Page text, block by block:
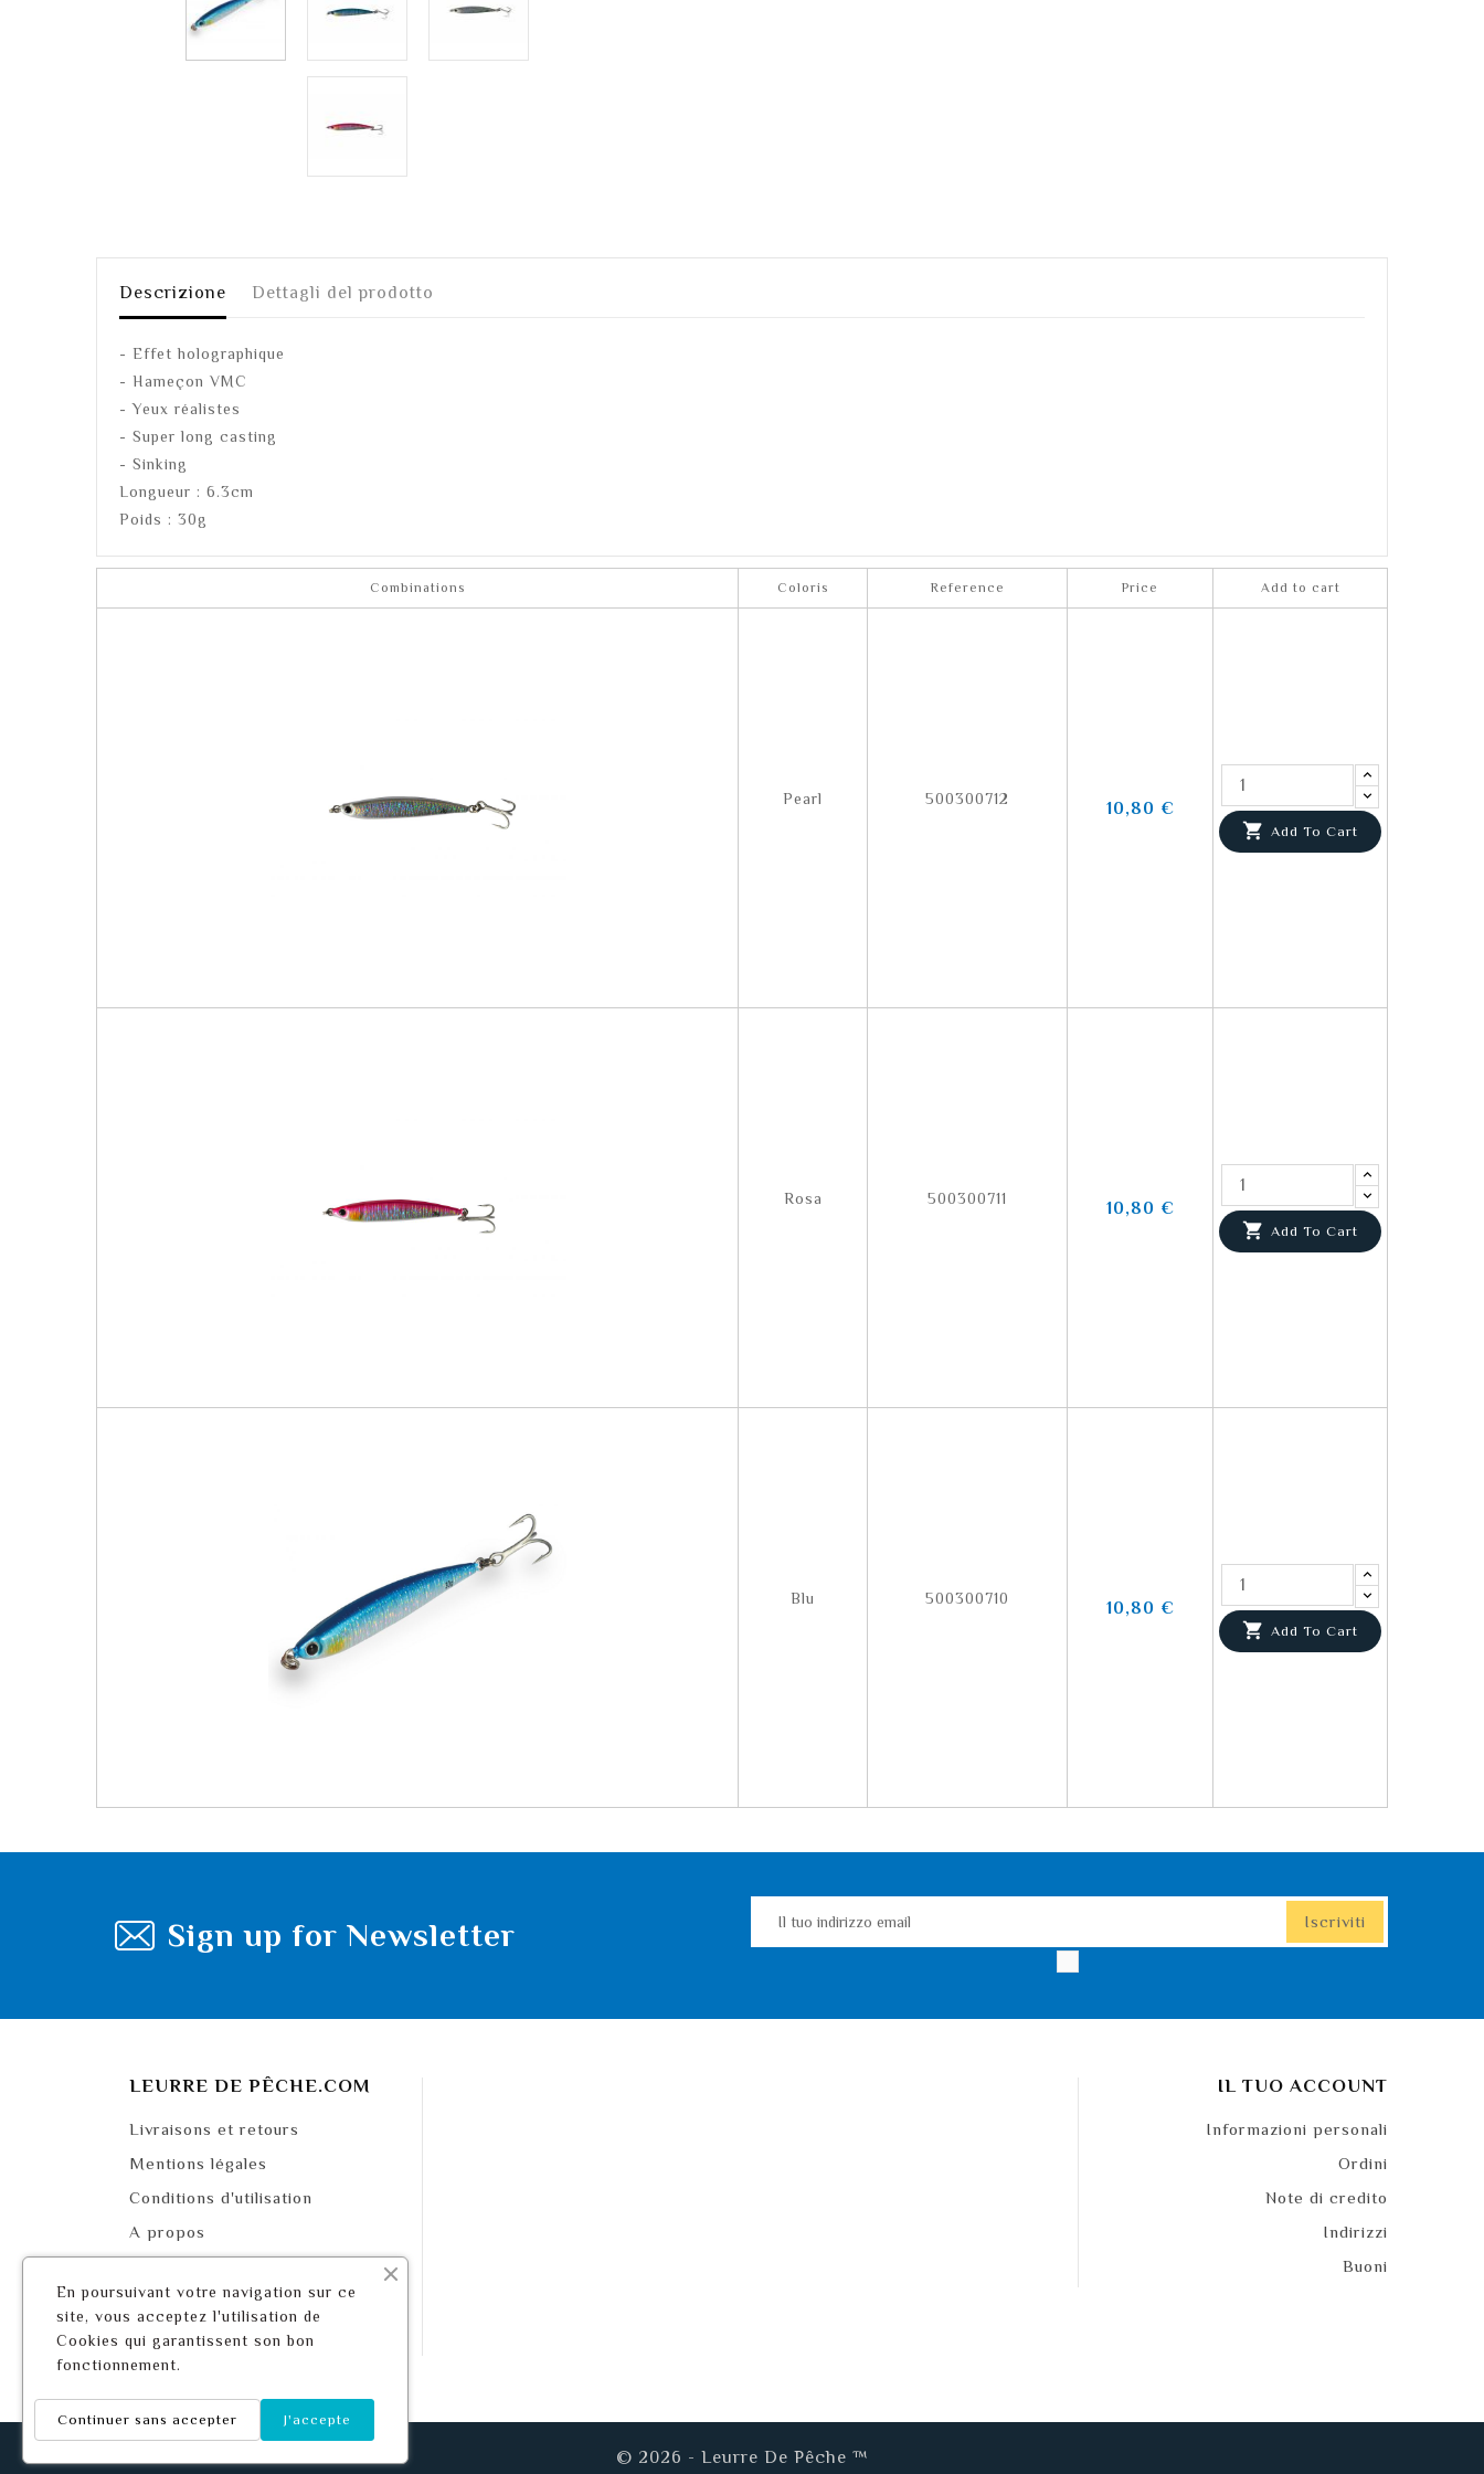
Descrizione Dettagli del prodotto
- Effet holographique
- Hameçon VMC
- Yeux réalistes
- Super long casting
- Sinking
Longueur : 6.3cm
Poids : 30g
Combinations Coloris Reference Price Add to cart
Pearl 500300712 10,80 €
 Add To Cart
Rosa 500300711 10,80 €
 Add To Cart
Blu 500300710 10,80 €
 Add To Cart
Sign up for Newsletter
LEURRE DE PÊCHE.COM
Livraisons et retours
Mentions légales
Conditions d'utilisation
A propos
Mappa del sito
Contattaci
IL TUO ACCOUNT
Informazioni personali
Ordini
Note di credito
Indirizzi
Buoni
© 2026 - Leurre De Pêche ™
En poursuivant votre navigation sur ce
site, vous acceptez l'utilisation de
Cookies qui garantissent son bon
fonctionnement.
J'accepte
Continuer sans accepter